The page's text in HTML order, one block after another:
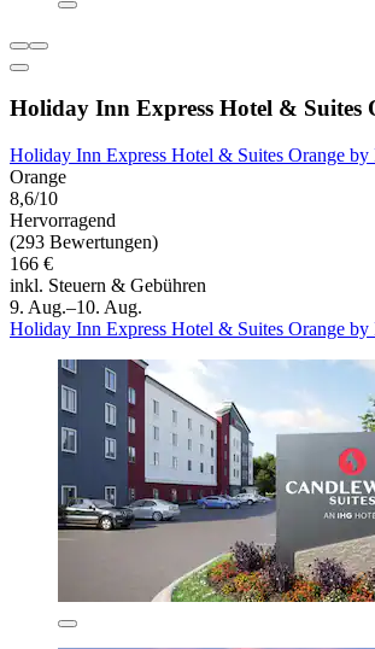
Holiday Inn Express Hotel & Suites
Holiday Inn Express Hotel & Suites Orange
Orange
8,6/10
Hervorragend
(293 Bewertungen)
166 €
inkl. Steuern & Gebühren
9. Aug.–10. Aug.
Holiday Inn Express Hotel & Suites Orange